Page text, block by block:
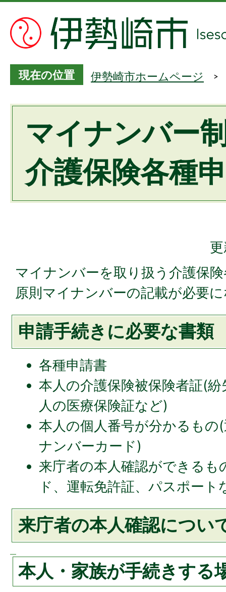
現在の位置 伊勢崎市ホームページ
マイナンバー
介護保険各種
マイナンバーを取り扱う介護保
原則マイナンバーの記載が必要
申請手続きに必要な書類
各種申請書
本人の介護保険被保険者証(
人の医療保険証など)
本人の個人番号が分かるも
ナンバーカード)
来庁者の本人確認ができる
ド、運転免許証、パスポート
来庁者の本人確認につい
本人・家族が手続きする